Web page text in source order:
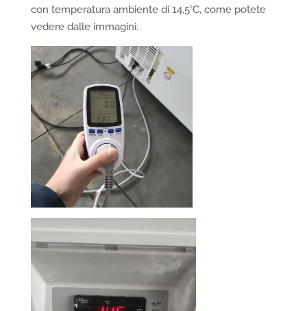
con temperatura ambiente di 14,5°C, come potete
vedere dalle immagini.